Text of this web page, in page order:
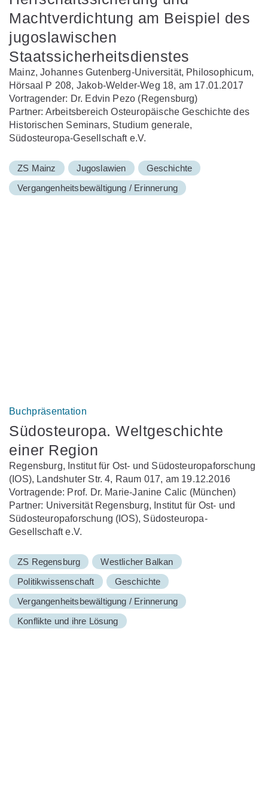
Machtverdichtung am Beispiel des
jugoslawischen
Staatssicherheitsdienstes
Mainz, Johannes Gutenberg-Universität, Philosophicum,
Hörsaal P 208, Jakob-Welder-Weg 18, am 17.01.2017
Vortragender: Dr. Edvin Pezo (Regensburg)
Partner: Arbeitsbereich Osteuropäische Geschichte des
Historischen Seminars, Studium generale,
Südosteuropa-Gesellschaft e.V.
ZS Mainz Jugoslawien
Geschichte
Vergangenheitsbewältigung / Erinnerung
Buchpräsentation
Südosteuropa. Weltgeschichte
einer Region
Regensburg, Institut für Ost- und Südosteuropaforschung
(IOS), Landshuter Str. 4, Raum 017, am 19.12.2016
Vortragende: Prof. Dr. Marie-Janine Calic (München)
Partner: Universität Regensburg, Institut für Ost- und
Südosteuropaforschung (IOS), Südosteuropa-
Gesellschaft e.V.
ZS Regensburg
Westlicher Balkan
Politikwissenschaft
Geschichte
Vergangenheitsbewältigung / Erinnerung
Konflikte und ihre Lösung